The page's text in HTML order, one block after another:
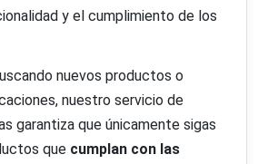
y el cumplimiento de los
nuevos productos o
nuestro servicio de
garantiza que únicamente sigas
que cumplan con las